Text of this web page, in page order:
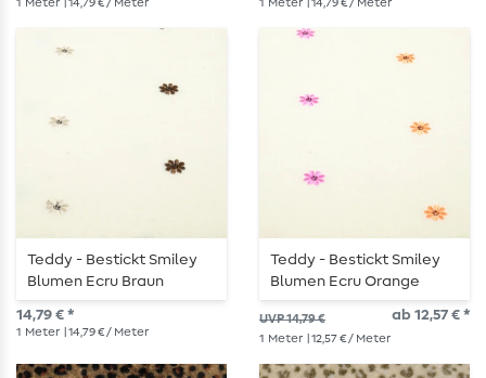
1 Meter | 14,79 € / Meter 1 Meter | 14,79 € / Meter
Teddy - Bestickt Smiley
Blumen Ecru Braun
14,79 € *
1 Meter | 14,79 € / Meter
Teddy - Bestickt Smiley
Blumen Ecru Orange
UVP 14,79 € ab 12,57 € *
1 Meter | 12,57 € / Meter